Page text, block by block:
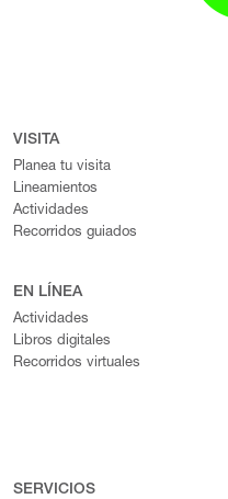
VISITA
Planea tu visita
Lineamientos
Actividades
Recorridos guiados
EN LÍNEA
Actividades
Libros digitales
Recorridos virtuales
SERVICIOS